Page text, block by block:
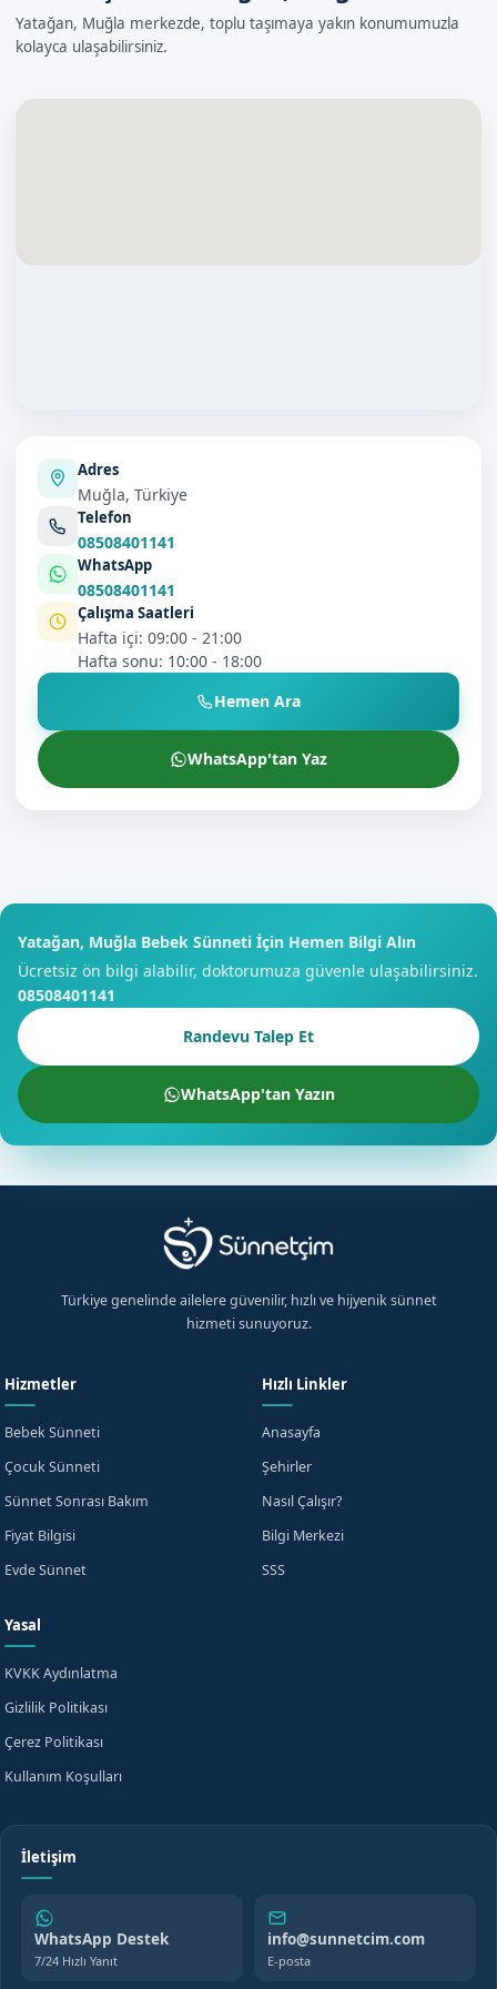
Yatağan, Muğla merkezde, toplu taşımaya yakın konumumuzla
kolayca ulaşabilirsiniz.
Adres
Muğla, Türkiye
Telefon
08508401141
WhatsApp
08508401141
Çalışma Saatleri
Hafta içi: 09:00 - 21:00
Hafta sonu: 10:00 - 18:00
Hemen Ara
WhatsApp'tan Yaz
Yatağan, Muğla Bebek Sünneti İçin Hemen Bilgi Alın
Ücretsiz ön bilgi alabilir, doktorumuza güvenle ulaşabilirsiniz.
08508401141
Randevu Talep Et
WhatsApp'tan Yazın
Türkiye genelinde ailelere güvenilir, hızlı ve hijyenik sünnet
hizmeti sunuyoruz.
Hizmetler
Bebek Sünneti
Çocuk Sünneti
Sünnet Sonrası Bakım
Fiyat Bilgisi
Evde Sünnet
Hızlı Linkler
Anasayfa
Şehirler
Nasıl Çalışır?
Bilgi Merkezi
SSS
Yasal
KVKK Aydınlatma
Gizlilik Politikası
Çerez Politikası
Kullanım Koşulları
İletişim
WhatsApp Destek
7/24 Hızlı Yanıt
info@sunnetcim.com
E-posta